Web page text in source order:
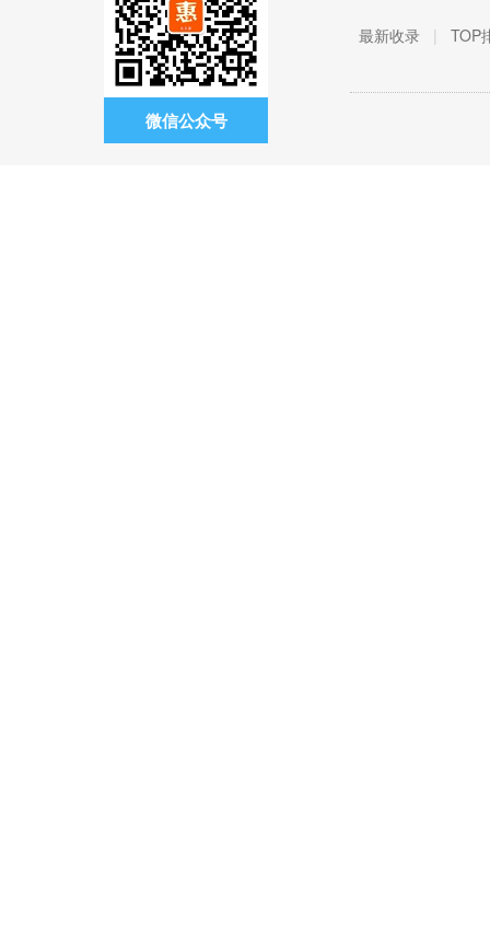
微信公众号
最新收录 | TOP